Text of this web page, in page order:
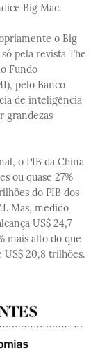
Big Mac.
o Big
pela revista The
Fundo
pelo Banco
de inteligência
grandezas
o PIB da China
ou quase 27%
do PIB dos
Mas, medido
US$ 24,7
mais alto do que
US$ 20,8 trilhões.